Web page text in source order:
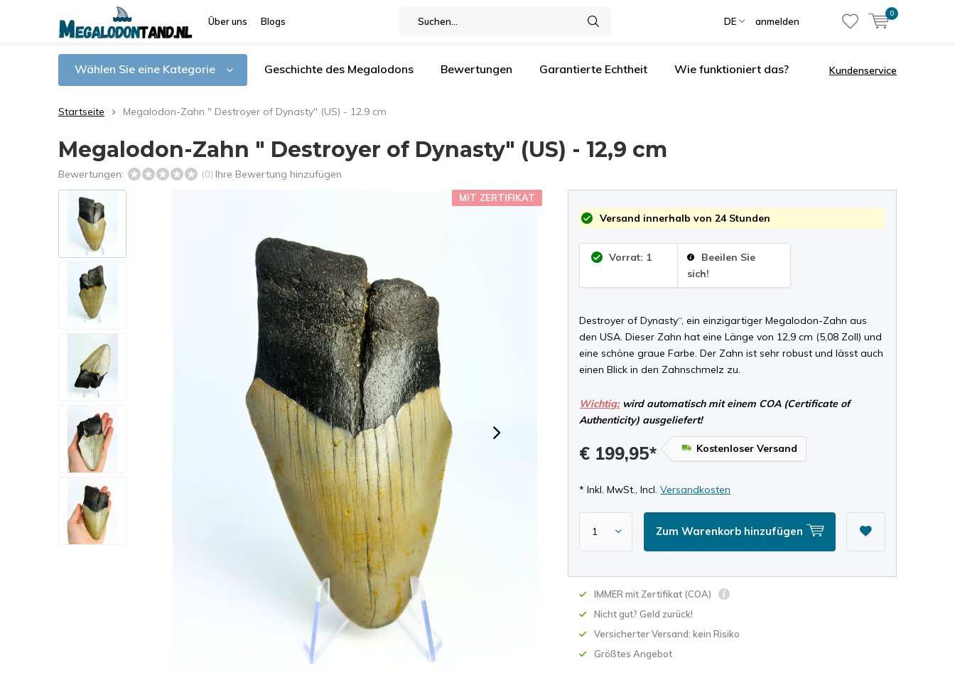
Über uns Blogs DE anmelden
0
Wählen Sie eine Kategorie Geschichte des Megalodons Bewertungen Garantierte Echtheit Wie funktioniert das? Kundenservice
Startseite Megalodon-Zahn " Destroyer of Dynasty" (US) - 12,9 cm
Megalodon-Zahn " Destroyer of Dynasty" (US) - 12,9 cm
Bewertungen: (0) Ihre Bewertung hinzufügen
MIT ZERTIFIKAT
Versand innerhalb von 24 Stunden
Vorrat: 1
Beeilen Sie
sich!
Destroyer of Dynasty“, ein einzigartiger Megalodon-Zahn aus
den USA. Dieser Zahn hat eine Länge von 12,9 cm (5,08 Zoll) und
eine schöne graue Farbe. Der Zahn ist sehr robust und lässt auch
einen Blick in den Zahnschmelz zu.
Wichtig:wird automatisch mit einem COA (Certificate of
Authenticity) ausgeliefert!
€ 199,95* Kostenloser Versand
* Inkl. MwSt., Incl.Versandkosten
Zum Warenkorb hinzufügen
IMMER mit Zertifikat (COA)
Nicht gut? Geld zurück!
Versicherter Versand: kein Risiko
Größtes Angebot